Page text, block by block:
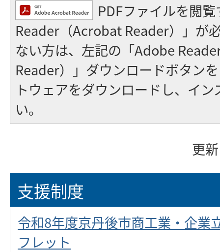
PDFファイルを閲
Reader（Acrobat Reader）」が
ない方は、左記の「Adobe
Reader）」ダウンロードボタン
トウェアをダウンロードし、イ
い。
更
支援制度
令和8年度京丹後市商工業・企業
フレット